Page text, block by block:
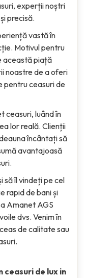
experții noștri
precisă.
vastă în
Motivul pentru
această piață
noastre de a oferi
pentru ceasuri de
ceasuri, luând în
lor reală. Clienții
încântați să
avantajoasă
să îl vindeți pe cel
rapid de bani și
Amanet AGS
dvs. Venim în
de calitate sau
ceasuri de lux in